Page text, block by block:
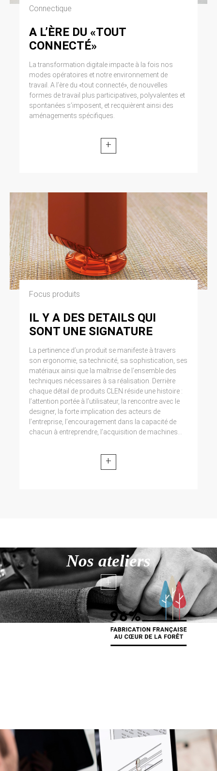
Connectique
A L’ÈRE DU «TOUT
CONNECTÉ»
La transformation digitale impacte à la fois nos
modes opératoires et notre environnement de
travail. A l’ère du «tout connecté», de nouvelles
formes de travail plus participatives, polyvalentes et
spontanées s’imposent, et recquièrent ainsi des
aménagements spécifiques.
+
Focus produits
IL Y A DES DETAILS QUI
SONT UNE SIGNATURE
La pertinence d’un produit se manifeste à travers
son ergonomie, sa technicité, sa sophistication, ses
matériaux ainsi que la maîtrise de l’ensemble des
techniques nécessaires à sa réalisation. Derrière
chaque détail de produits CLEN réside une histoire :
l’attention portée à l’utilisateur, la rencontre avec le
designer, la forte implication des acteurs de
l’entreprise, l’encouragement dans la capacité de
chacun à entreprendre, l’acquisition de machines...
+
Nos ateliers
+